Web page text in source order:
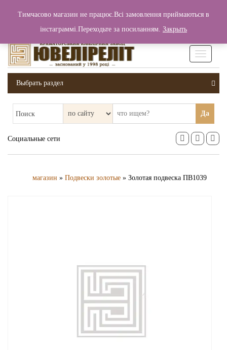
Вход / Регистрация 0 грн.
Выбрать раздел
Поиск Да
Социальные сети
магазин » Подвески золотые » Золотая подвеска ПВ1039
Тимчасово магазин не працює.Всі замовлення приймаються в
інстаграммі.Переходьте за посиланням. Закрыть